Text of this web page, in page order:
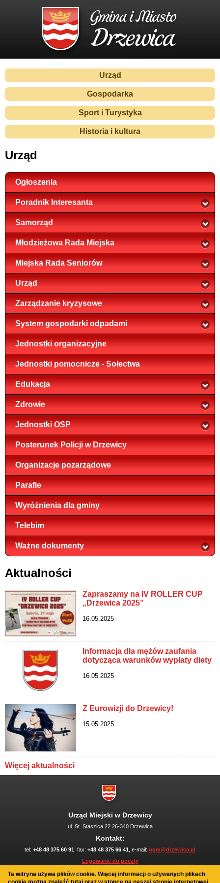
Urząd
Gospodarka
Sport i Turystyka
Historia i kultura
Urząd
Ogłoszenia
Poradnik Interesanta
Samorząd
Młodzieżowa Rada Miejska
Miejska Rada Seniorów
Urząd
Zarządzanie kryzysowe
System gospodarki odpadami
Jednostki organizacyjne
Jednostki pomocnicze - Sołectwa
Edukacja
Zdrowie
Jednostki OSP
Posterunek Policji w Drzewicy
Organizacje pozarządowe
Parafie
Wyróżnienia dla gminy
Telebim
Ważne dokumenty
Aktualności
Zapraszamy na IV ROLLER CUP
„Drzewica 2025”
16.05.2025
Informacja dla mężów zaufania
dotycząca warunków wypłaty diety
16.05.2025
Z Eurowizji do Drzewicy!
15.05.2025
Więcej aktualności
Urząd Miejski w Drzewicy
ul. St. Staszica 22 26-340 Drzewica
Kontakt:
tel: +48 48 375 60 91 , fax: +48 48 375 66 41 , e-mail: ugm@drzewica.pl
Logowanie do poczty
Polityka plików cookies
Mapa serwisu
Ta witryna używa plików cookie. Więcej informacji o używanych plikach